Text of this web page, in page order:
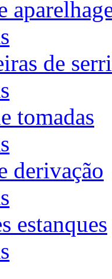
de
tomadas
derivação
estanques